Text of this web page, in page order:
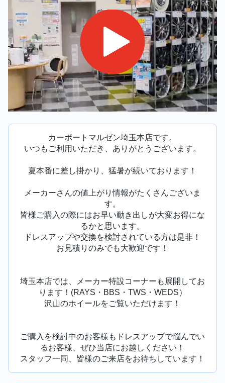
カーポートマルゼン埼玉本店です。
いつもご利用いただき、ありがとうございます。
夏本番に差し掛かり、猛暑が続いております！
メーカーさんの値上がり情報がたくさんございま
す。
皆様ご購入の際にはお早い動き出しが大変お得にな
るかと思います。
ドレスアップや交換を検討されている方は是非！
お見積りのみでも大歓迎です！
埼玉本店では、メーカー特設コーナーも展開してお
ります！(RAYS・BBS・TWS・WEDS）
沢山のホイールをご覧いただけます！
ご購入を検討中のお客様もドレスアップで悩んでい
るお客様、ぜひ当店にお越しください！
スタッフ一同、皆様のご来店をお待ちしています！